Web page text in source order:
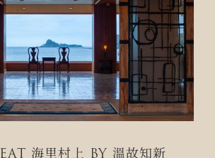
海里村上 BY 溫故知新